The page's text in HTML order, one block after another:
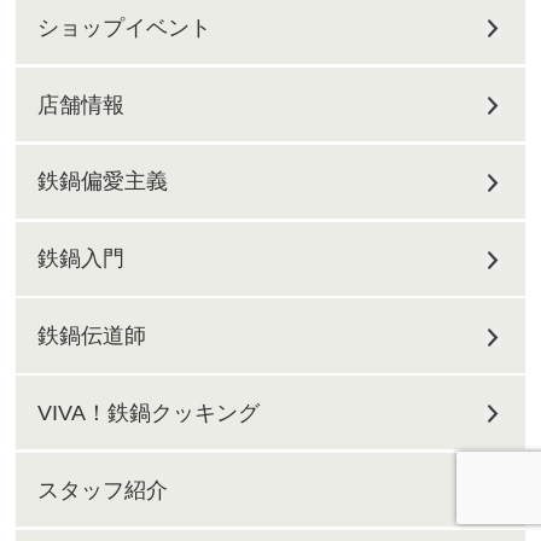
ショップイベント
店舗情報
鉄鍋偏愛主義
鉄鍋入門
鉄鍋伝道師
VIVA！鉄鍋クッキング
スタッフ紹介